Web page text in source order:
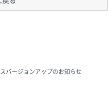
バージョンアップのお知らせ